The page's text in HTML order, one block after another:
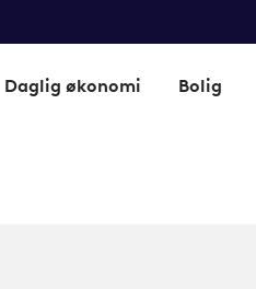
Daglig økonomi Bolig